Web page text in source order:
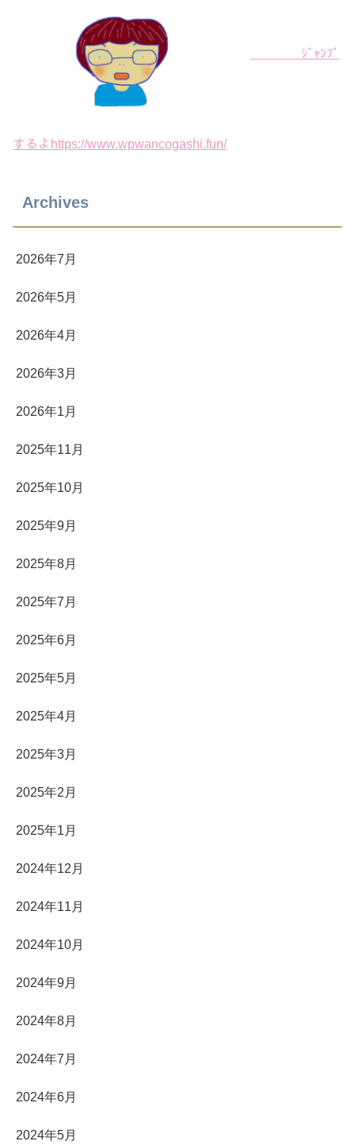
ｼﾞｬﾝﾌﾟ
するよhttps://www.wpwancogashi.fun/
Archives
2026年7月
2026年5月
2026年4月
2026年3月
2026年1月
2025年11月
2025年10月
2025年9月
2025年8月
2025年7月
2025年6月
2025年5月
2025年4月
2025年3月
2025年2月
2025年1月
2024年12月
2024年11月
2024年10月
2024年9月
2024年8月
2024年7月
2024年6月
2024年5月